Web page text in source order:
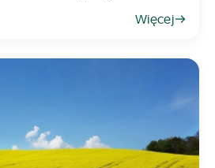
wczesnej ochrony, a w kole
Więcej